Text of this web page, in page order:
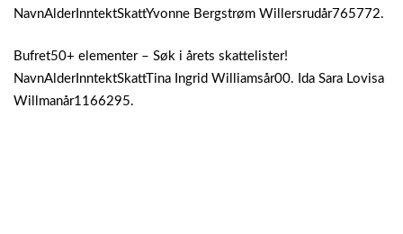
NavnAlderInntektSkattYvonne Bergstrøm Willersrudår765772.
Bufret50+ elementer – Søk i årets skattelister!
NavnAlderInntektSkattTina Ingrid Williamsår00. Ida Sara Lovisa
Willmanår1166295.